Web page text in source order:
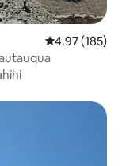
Ukadiriaji wa
4.97 (185)